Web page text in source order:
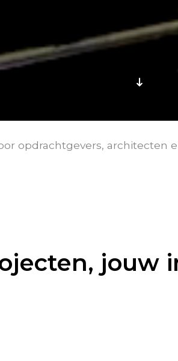
opdrachtgevers, architecten
jouw